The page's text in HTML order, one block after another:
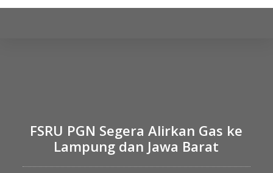
FSRU PGN Segera Alirkan Gas ke
Lampung dan Jawa Barat